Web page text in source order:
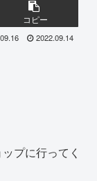
コピー
2022.09.14
プに行ってく